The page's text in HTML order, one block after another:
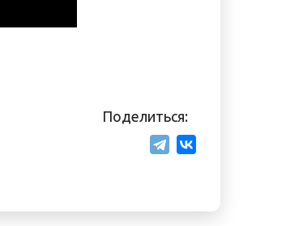
Поделиться: